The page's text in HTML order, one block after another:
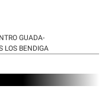
GUADA-
LOS BENDIGA